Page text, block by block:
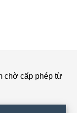
chờ cấp phép từ